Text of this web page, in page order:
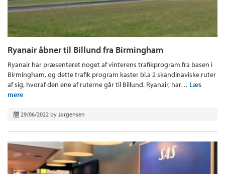
Ryanair åbner til Billund fra Birmingham
Ryanair har præsenteret noget af vinterens trafikprogram fra basen i
Birmingham, og dette trafik program kaster bl.a 2 skandinaviske ruter
af sig, hvoraf den ene af ruterne går til Billund. Ryanair, har… Læs
mere
29/06/2022 by Jørgensen